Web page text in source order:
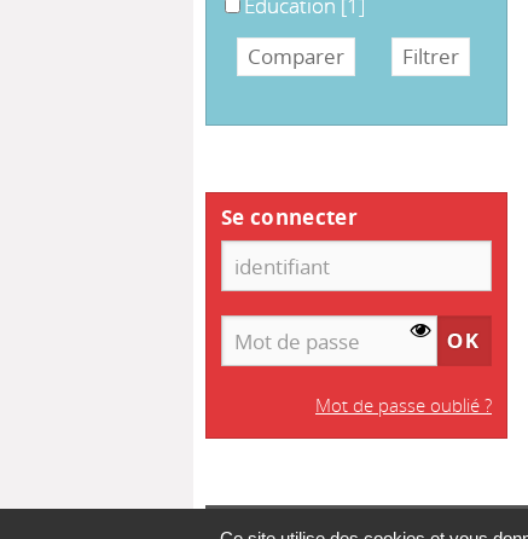
Se connecter
Mot de passe oublié ?